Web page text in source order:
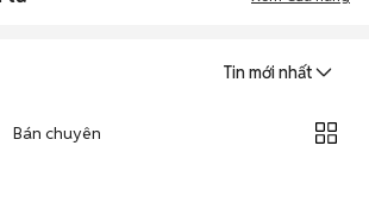
Tin mới nhất
Bán chuyên